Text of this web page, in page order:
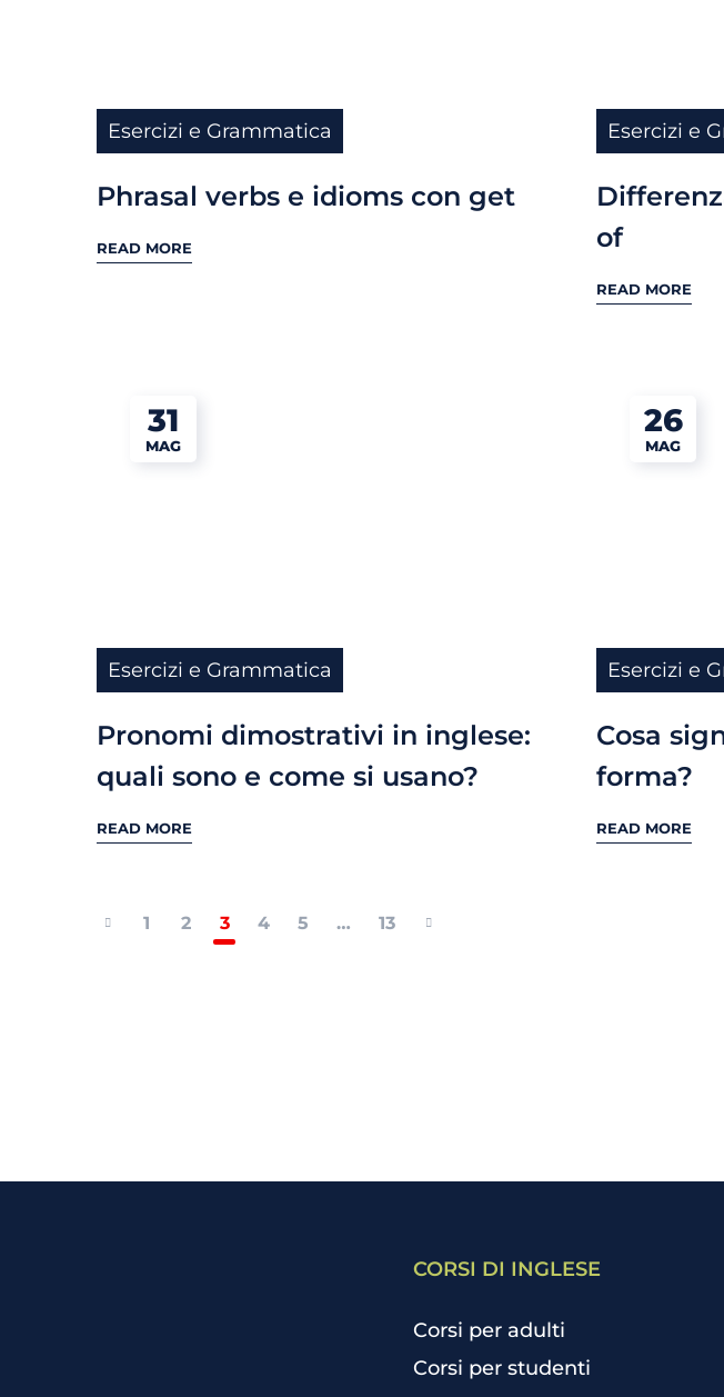
Esercizi e Grammatica
Phrasal verbs e idioms con get
READ MORE
Esercizi e
of
READ MORE
31
MAG
Esercizi e Grammatica
Pronomi dimostrativi in inglese:
quali sono e come si usano?
READ MORE
26
MAG
Esercizi e
Cosa
forma?
READ MORE
1 2 3 4 5 … 13
CORSI DI INGLESE
Corsi per adulti
Corsi per studenti